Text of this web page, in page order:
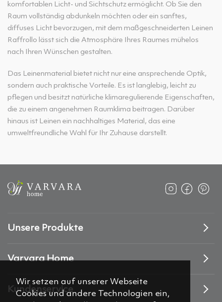
Wir setzen auf unserer Webseite
Cookies und andere Technologien ein,
komfortablen Licht- und Sichtschutz ermöglicht. Ob Sie den
Raum vollständig abdunkeln möchten oder ein sanftes,
diffuses Licht bevorzugen, mit dem maßgeschneiderten Leinen
Raffrollo lässt sich die Atmosphäre Ihres Raumes mühelos
nach Ihren Wünschen gestalten.
Das Leinenmaterial bietet nicht nur eine ansprechende Optik,
sondern auch praktische Vorteile. Es ist langlebig, leicht zu
pflegen und besitzt natürliche klimaregulierende Eigenschaften,
die zu einem angenehmen Raumklima beitragen. Darüber
hinaus ist Leinen ein nachhaltiges Material, das eine
umweltfreundliche Wahl für Ihr Zuhause darstellt.
Unsere Produkte
Varvara Home
Kundenservice